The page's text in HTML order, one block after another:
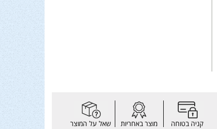
קניה בטוחה מוצר באחריות שאל על המוצר